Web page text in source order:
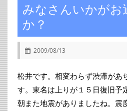
みなさんいかがお
か？
2009/08/13
松井です。相変わらず渋滞があ
す。東名は上りが１５日復旧予
朝また地震がありましたね。震